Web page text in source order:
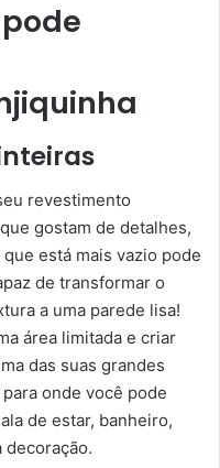
revestimento
gostam de detalhes,
está mais vazio pode
de transformar o
a uma parede lisa!
área limitada e criar
das suas grandes
onde você pode
de estar, banheiro,